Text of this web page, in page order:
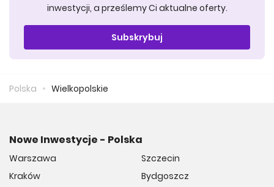
inwestycji, a prześlemy Ci aktualne oferty.
Subskrybuj
Polska Wielkopolskie
Nowe Inwestycje - Polska
Warszawa
Kraków
Szczecin
Bydgoszcz